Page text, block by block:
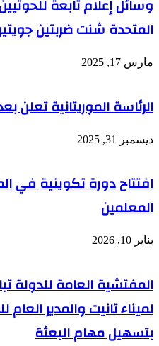
وسائل إعلام تابعة
المتحدة شنت ضربتين
مارس 17, 2025
الرئاسة الموريتانية
ديسمبر 31, 2025
افتتاح دورة تكوينية في
المعلمين
يناير 10, 2026
المفتشية العامة للدولة
لميناء تانيت والمدير العام
بتسهيل مهام البعثة